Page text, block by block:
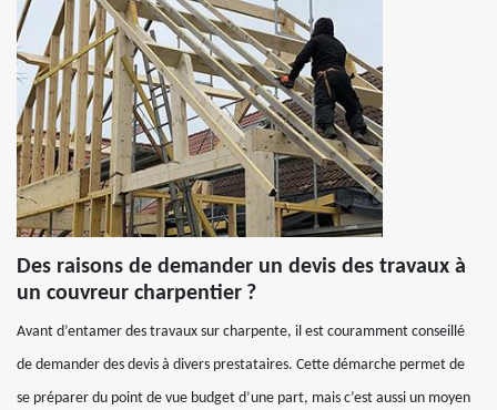
Des raisons de demander un devis des travaux à
un couvreur charpentier ?
Avant d’entamer des travaux sur charpente, il est couramment conseillé
de demander des devis à divers prestataires. Cette démarche permet de
se préparer du point de vue budget d’une part, mais c’est aussi un moyen